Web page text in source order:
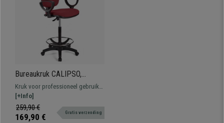
Bureaukruk CALIPSO,
Verstelbare Rugleuning,
Dikke Vulling, in Bordeaux
Stof
Kruk voor professioneel gebruik
bekleed met stof. Verstelbaar, met
voetsteun, resistent en
comfortabel.
[+Info]
259,90 €
169,90 € Gratis verzending